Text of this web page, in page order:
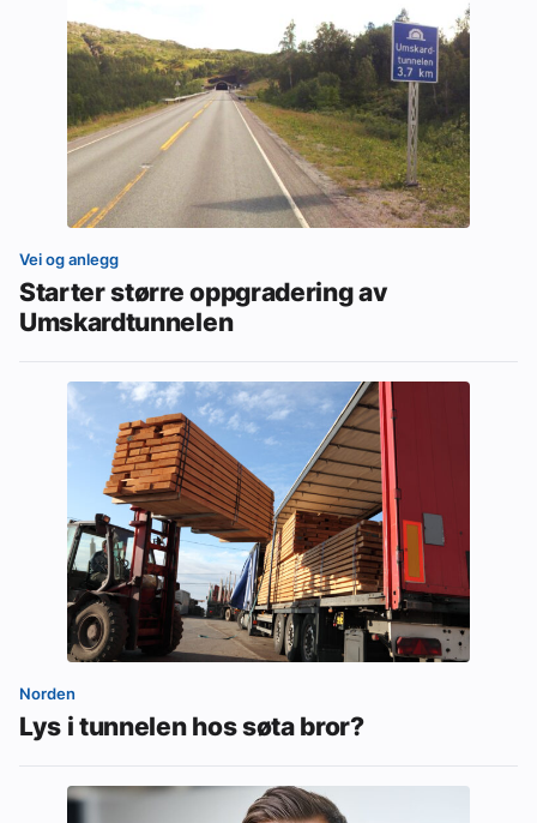
Vei og anlegg
Starter større oppgradering av
Umskardtunnelen
Norden
Lys i tunnelen hos søta bror?